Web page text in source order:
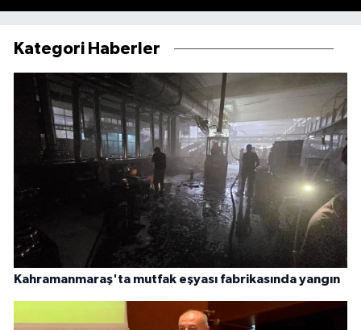
Kategori Haberler
Kahramanmaraş'ta mutfak eşyası fabrikasında yangın